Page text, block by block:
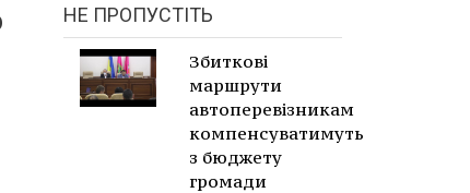
НЕ ПРОПУСТІТЬ
Збиткові
маршрути
автоперевізникам
компенсуватимуть
з бюджету
громади